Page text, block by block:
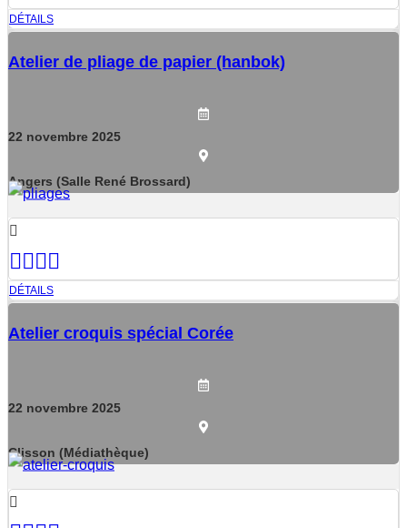
DÉTAILS
Atelier de pliage de papier (hanbok)
22 novembre 2025
Angers (Salle René Brossard)
DÉTAILS
Atelier croquis spécial Corée
22 novembre 2025
Clisson (Médiathèque)